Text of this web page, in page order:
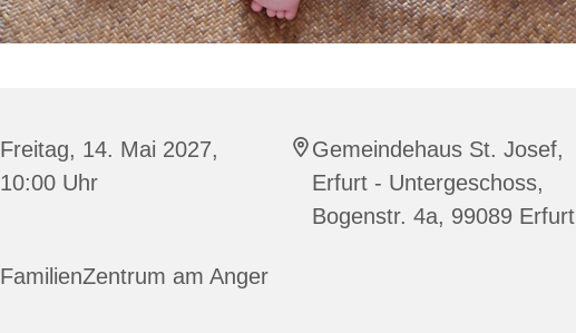
Freitag, 14. Mai 2027,
10:00 Uhr
Gemeindehaus St. Josef,
Erfurt - Untergeschoss,
Bogenstr. 4a, 99089 Erfurt
FamilienZentrum am Anger